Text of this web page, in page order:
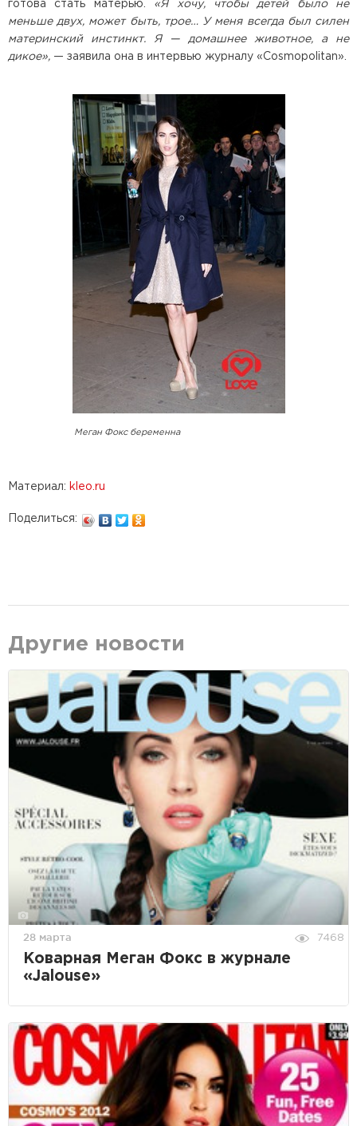
готова стать матерью. «Я хочу, чтобы детей было не
меньше двух, может быть, трое… У меня всегда был силен
материнский инстинкт. Я — домашнее животное, а не
дикое», — заявила она в интервью журналу «Cosmopolitan».
Меган Фокс беременна
Материал: kleo.ru
Поделиться:
Другие новости
28 марта 7468
Коварная Меган Фокс в журнале
«Jalouse»